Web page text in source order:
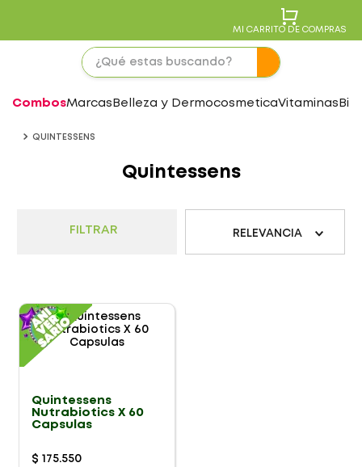
MI CARRITO DE COMPRAS
CombosMarcas Belleza y DermocosmeticaVitaminas
QUINTESSENS
Quintessens
FILTRAR RELEVANCIA
Quintessens
Nutrabiotics X 60
Capsulas
$ 175.550